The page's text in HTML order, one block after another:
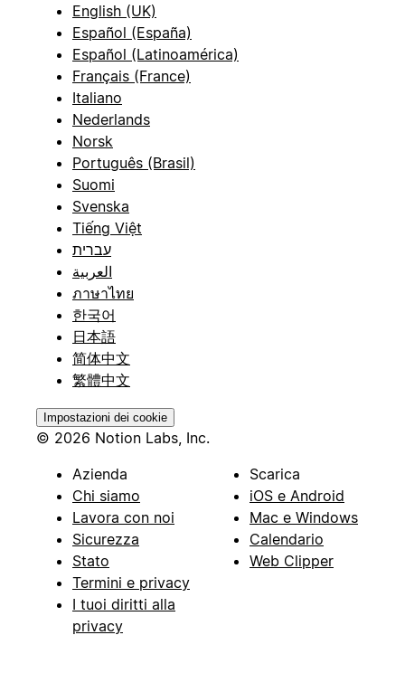
English (UK)
Español (España)
Español (Latinoamérica)
Français (France)
Italiano
Nederlands
Norsk
Português (Brasil)
Suomi
Svenska
Tiếng Việt
עברית
العربية
ภาษาไทย
한국어
日本語
简体中文
繁體中文
Impostazioni dei cookie
© 2026 Notion Labs, Inc.
Azienda
Chi siamo
Lavora con noi
Sicurezza
Stato
Termini e privacy
I tuoi diritti alla
privacy
Scarica
iOS e Android
Mac e Windows
Calendario
Web Clipper